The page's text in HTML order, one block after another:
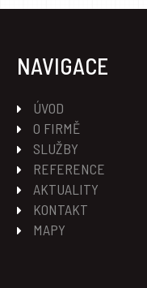
NAVIGACE
ÚVOD
O FIRMĚ
SLUŽBY
REFERENCE
AKTUALITY
KONTAKT
MAPY